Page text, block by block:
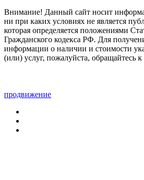
Внимание! Данный сайт носит
ни при каких условиях не является
которая определяется положениями
Гражданского кодекса РФ. Для
информации о наличии и стоимости
(или) услуг, пожалуйста, обращайтесь
продвижение